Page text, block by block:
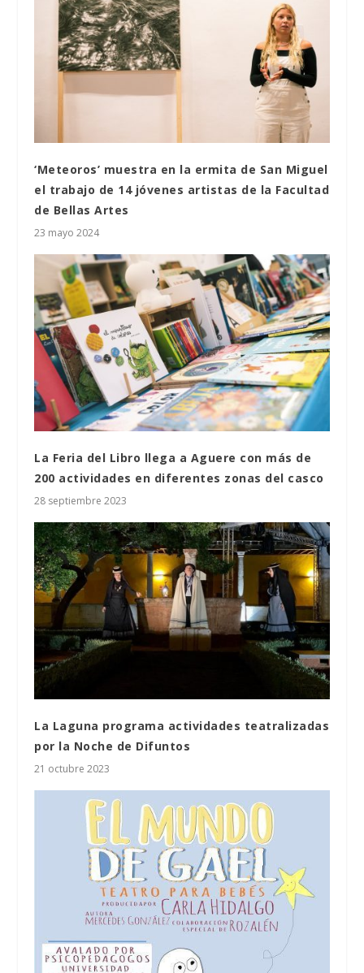
‘Meteoros’ muestra en la ermita de San Miguel
el trabajo de 14 jóvenes artistas de la Facultad
de Bellas Artes
23 mayo 2024
La Feria del Libro llega a Aguere con más de
200 actividades en diferentes zonas del casco
28 septiembre 2023
La Laguna programa actividades teatralizadas
por la Noche de Difuntos
21 octubre 2023